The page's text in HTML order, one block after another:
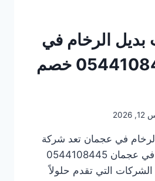
الرخام في
عجمان 0544108445 خصم
في عجمان تعد شركة
تركيب بديل الرخام في عجمان 0544108445
الشركات التي تقدم حلولاً